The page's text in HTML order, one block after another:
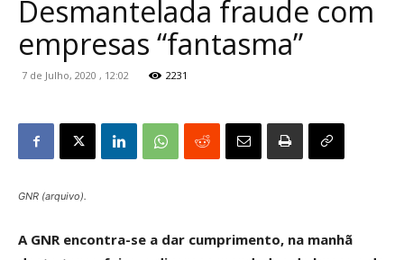
Desmantelada fraude com
empresas “fantasma”
7 de Julho, 2020 , 12:02 2231
GNR (arquivo).
A GNR encontra-se a dar cumprimento, na manhã